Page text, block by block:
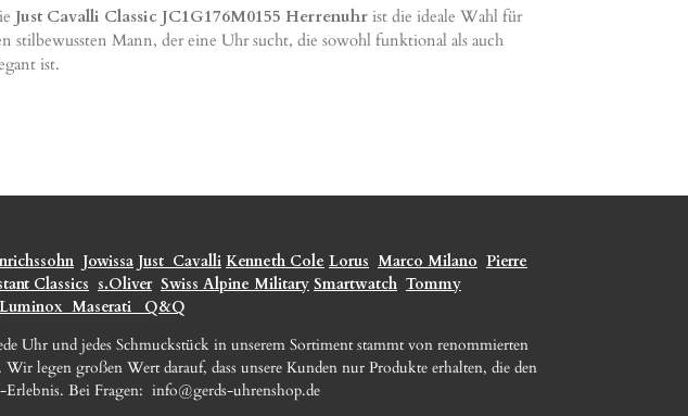
Just Cavalli Classic JC1G176M0155 Herrenuhr ist die ideale Wahl für
stilbewussten Mann, der eine Uhr sucht, die sowohl funktional als auch
ist.
Jowissa Just Cavalli Kenneth Cole Lorus Marco Milano Pierre
Classics s.Oliver Swiss Alpine Military Smartwatch Tommy
Luminox Maserati
Q&Q
Uhr und jedes Schmuckstück in unserem Sortiment stammt von renommierten
legen großen Wert darauf, dass unsere Kunden nur Produkte erhalten, die den
Erlebnis. Bei Fragen: info@gerds-uhrenshop.de